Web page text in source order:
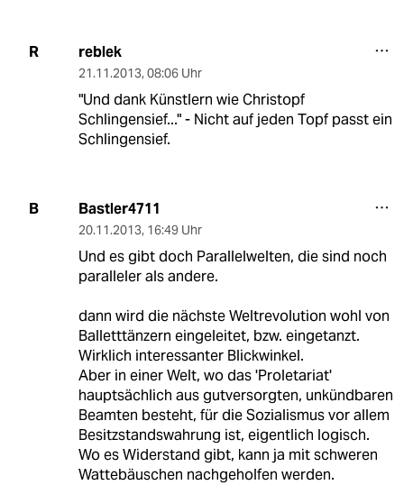
R reblek
21.11.2013, 08:06 Uhr
"Und dank Künstlern wie Christopf
Schlingensief..." - Nicht auf jeden Topf passt ein
Schlingensief.
B Bastler4711
20.11.2013, 16:49 Uhr
Und es gibt doch Parallelwelten, die sind noch
paralleler als andere.
dann wird die nächste Weltrevolution wohl von
Balletttänzern eingeleitet, bzw. eingetanzt.
Wirklich interessanter Blickwinkel.
Aber in einer Welt, wo das 'Proletariat'
hauptsächlich aus gutversorgten, unkündbaren
Beamten besteht, für die Sozialismus vor allem
Besitzstandswahrung ist, eigentlich logisch.
Wo es Widerstand gibt, kann ja mit schweren
Wattebäuschen nachgeholfen werden.